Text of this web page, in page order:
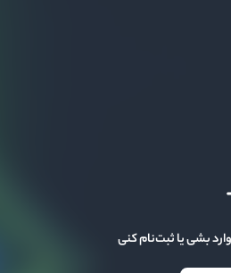
بشی یا ثبت‌نام کنی